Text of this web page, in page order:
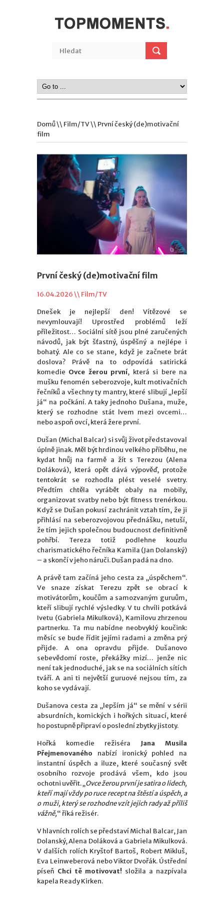
Domů\\ Film/TV\\ První český (de)motivační
film
První český (de)motivační film
16.04.2026 \\ Film/TV
Dnešek je nejlepší den! Vítězové se
nevymlouvají! Uprostřed problémů leží
příležitost… Sociální sítě jsou plné zaručených
návodů, jak být šťastný, úspěšný a nejlépe i
bohatý. Ale co se stane, když je začnete brát
doslova? Právě na to odpovídá satirická
komedie Ovce žerou první, která si bere na
mušku fenomén seberozvoje, kult motivačních
řečníků a všechny ty mantry, které slibují „lepší
já“ na počkání. A taky jednoho Dušana, muže,
který se rozhodne stát lvem mezi ovcemi…
nebo aspoň ovcí, která žere první.
Dušan (Michal Balcar) si svůj život představoval
úplně jinak. Měl být hrdinou velkého příběhu, ne
kydat hnůj na farmě a žít s Terezou (Alena
Doláková), která opět dává výpověď, protože
tentokrát se rozhodla plést veselé svetry.
Předtím chtěla vyrábět obaly na mobily,
organizovat svatby nebo být fitness trenérkou.
Když se Dušan pokusí zachránit vztah tím, že ji
přihlásí na seberozvojovou přednášku, netuší,
že tím jejich společnou budoucnost definitivně
pohřbí. Tereza totiž podlehne kouzlu
charismatického řečníka Kamila (Jan Dolanský)
– a skončí v jeho náruči. Dušan padá na dno.
A právě tam začíná jeho cesta za „úspěchem“.
Ve snaze získat Terezu zpět se obrací k
motivátorům, koučům a samozvaným guruům,
kteří slibují rychlé výsledky. V tu chvíli potkává
Ivetu (Gabriela Mikulková), Kamilovu zhrzenou
partnerku. Ta mu nabídne neobvyklý koučink:
měsíc se bude řídit jejími radami a změna prý
přijde. A ona opravdu přijde. Dušanovo
sebevědomí roste, překážky mizí… jenže nic
není tak jednoduché, jak se na sociálních sítích
tváří. A ani ti největší guruové nejsou tím, za
koho se vydávají.
Dušanova cesta za „lepším já“ se mění v sérii
absurdních, komických i hořkých situací, které
ho postupně připraví o poslední zbytky jistoty.
Hořká komedie režiséra Jana Musila
Přejmenovaného nabízí ironický pohled na
instantní úspěch a iluze, které současný svět
osobního rozvoje prodává všem, kdo jsou
ochotni uvěřit. „Ovce žerou první je satira o lidech,
kteří mají vždy po ruce recept na štěstí a úspěch, a
o muži, který se rozhodne vzít jejich rady až příliš
vážně,“ říká režisér.
V hlavních rolích se představí Michal Balcar, Jan
Dolanský, Alena Doláková a Gabriela Mikulková.
V dalších rolích Kryštof Bartoš, Robert Mikluš,
Eva Leinweberová nebo Viktor Dvořák. Ústřední
píseň Chci tě motivovat! složila a nazpívala
kapela Ready Kirken.